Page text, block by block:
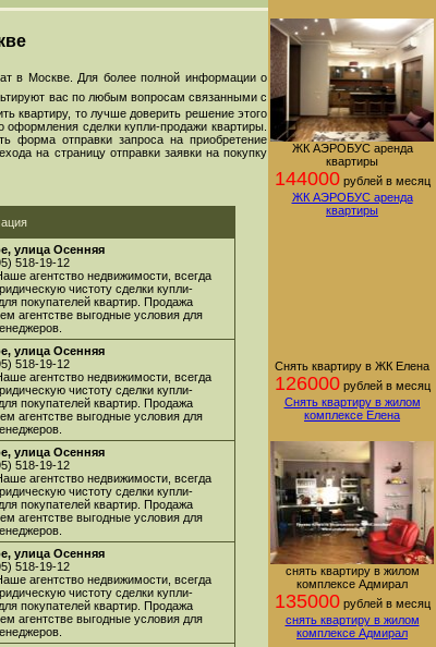
в Москве. Для более полной информации о
вас по любым вопросам связанными с
квартиру, то лучше доверить решение этого
оформления сделки купли-продажи квартиры.
форма отправки запроса на приобретение
на страницу отправки заявки на покупку
улица Осенняя
518-19-12
агентство недвижимости, всегда
чистоту сделки купли-
покупателей квартир. Продажа
агентстве выгодные условия для
улица Осенняя
518-19-12
агентство недвижимости, всегда
чистоту сделки купли-
покупателей квартир. Продажа
агентстве выгодные условия для
улица Осенняя
518-19-12
агентство недвижимости, всегда
чистоту сделки купли-
покупателей квартир. Продажа
агентстве выгодные условия для
улица Осенняя
518-19-12
агентство недвижимости, всегда
чистоту сделки купли-
покупателей квартир. Продажа
агентстве выгодные условия для
ЖК АЭРОБУС аренда
квартиры
144000рублей в месяц
ЖК АЭРОБУС аренда
квартиры
Снять квартиру в ЖК Елена
126000рублей в месяц
Снять квартиру в жилом
комплексе Елена
снять квартиру в жилом
комплексе Адмирал
135000рублей в месяц
снять квартиру в жилом
комплексе Адмирал